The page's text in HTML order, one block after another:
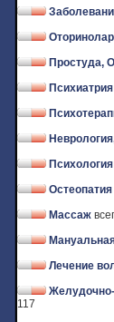
Простуда,
Психиатрия
Психология
Остеопатия
Массаж
Лечение
117